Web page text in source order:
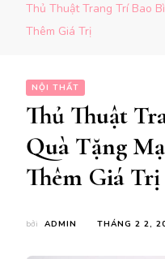
Thủ Thuật Trang Trí Bao
Thêm Giá Trị
NỘI THẤT
Thủ Thuật
Quà Tặng
Thêm Giá Trị
bởi ADMIN THÁNG 2 2,